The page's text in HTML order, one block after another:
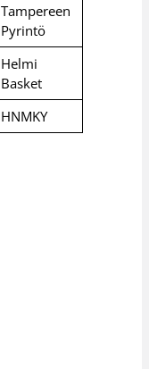
Tampereen
Pyrintö
Helmi
Basket
HNMKY